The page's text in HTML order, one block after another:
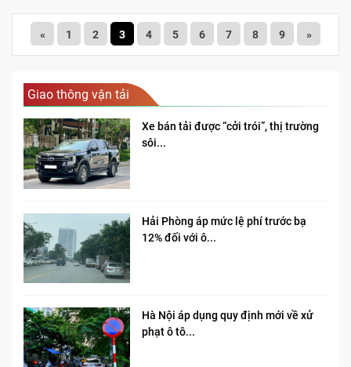
« 1 2 3 4 5 6 7 8 9 »
Giao thông vận tải
Xe bán tải được “cởi trói”, thị trường
sôi...
Hải Phòng áp mức lệ phí trước bạ
12% đối với ô...
Hà Nội áp dụng quy định mới về xử
phạt ô tô...